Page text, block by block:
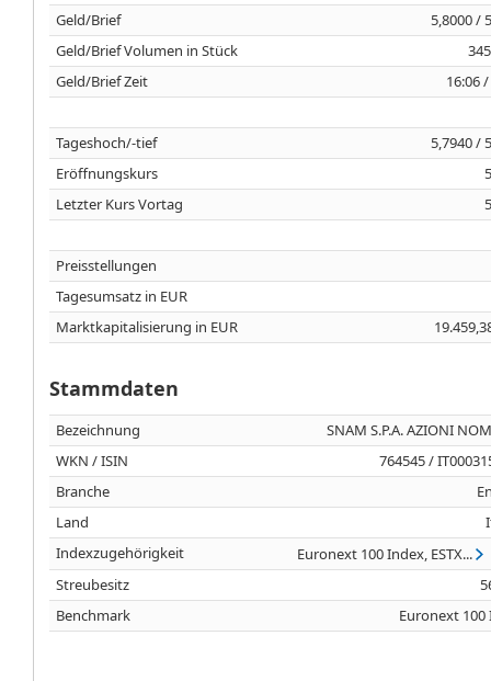
Geld/Brief
5,8000 /
Geld/Brief Volumen in Stück
Geld/Brief Zeit
16:06
Tageshoch/-tief
5,7940 /
Eröffnungskurs
Letzter Kurs Vortag
Preisstellungen
Tagesumsatz in EUR
Marktkapitalisierung in EUR
Stammdaten
Bezeichnung
SNAM S.P.A. AZIONI
WKN / ISIN
764545 /
Branche
Land
Indexzugehörigkeit
Euronext 100 Index, ESTX...
Streubesitz
Benchmark
Euronext 100